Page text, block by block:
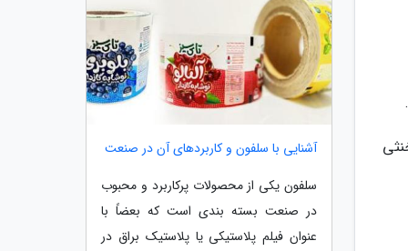
آشنایی با سلفون و کاربردهای آن در صنعت
سلفون یکی از محصولات پرکاربرد و محبوب
در صنعت بسته بندی است که بعضاً با
عنوان فیلم پلاستیکی یا پلاستیک براق در